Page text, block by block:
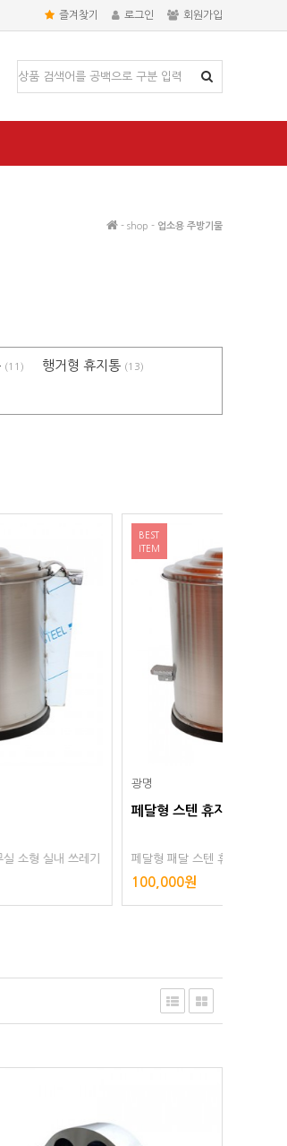
즐겨찾기 로그인 회원가입
- shop - 업소용 주방기물
(11) 행거형 휴지통 (13)
스텐 휴지통 13L
패달 스텐 휴지통 사무실 소형 실내 쓰레기
장실 스텐리스 스텐레스 스테인리스 스테인